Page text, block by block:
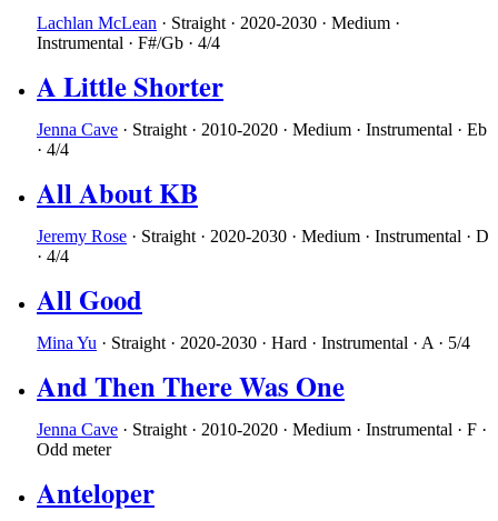
Lachlan McLean · Straight · 2020-2030 · Medium ·
Instrumental · F#/Gb · 4/4
A Little Shorter
Jenna Cave · Straight · 2010-2020 · Medium · Instrumental · Eb
· 4/4
All About KB
Jeremy Rose · Straight · 2020-2030 · Medium · Instrumental · D
· 4/4
All Good
Mina Yu · Straight · 2020-2030 · Hard · Instrumental · A · 5/4
And Then There Was One
Jenna Cave · Straight · 2010-2020 · Medium · Instrumental · F ·
Odd meter
Anteloper